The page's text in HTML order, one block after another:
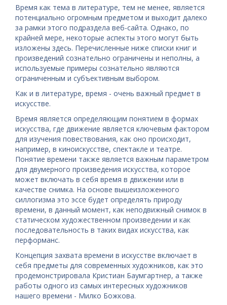
Время как тема в литературе, тем не менее, является
потенциально огромным предметом и выходит далеко
за рамки этого подраздела веб-сайта. Однако, по
крайней мере, некоторые аспекты этого могут быть
изложены здесь. Перечисленные ниже списки книг и
произведений сознательно ограничены и неполны, а
используемые примеры сознательно являются
ограниченным и субъективным выбором.
Как и в литературе, время - очень важный предмет в
искусстве.
Время является определяющим понятием в формах
искусства, где движение является ключевым фактором
для изучения повествования, как оно происходит,
например, в киноискусстве, спектакле и театре.
Понятие времени также является важным параметром
для двумерного произведения искусства, которое
может включать в себя время в движении или в
качестве снимка. На основе вышеизложенного
силлогизма это эссе будет определять природу
времени, в данный момент, как неподвижный снимок в
статическом художественном произведении и как
последовательность в таких видах искусства, как
перформанс.
Концепция захвата времени в искусстве включает в
себя предметы для современных художников, как это
продемонстрировала Кристиан Баумгартнер, а также
работы одного из самых интересных художников
нашего времени - Милко Божкова.